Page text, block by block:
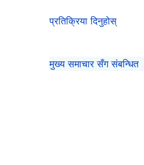
प्रतिक्रिया दिनुहोस्
मुख्य समाचार सँग संबन्धित